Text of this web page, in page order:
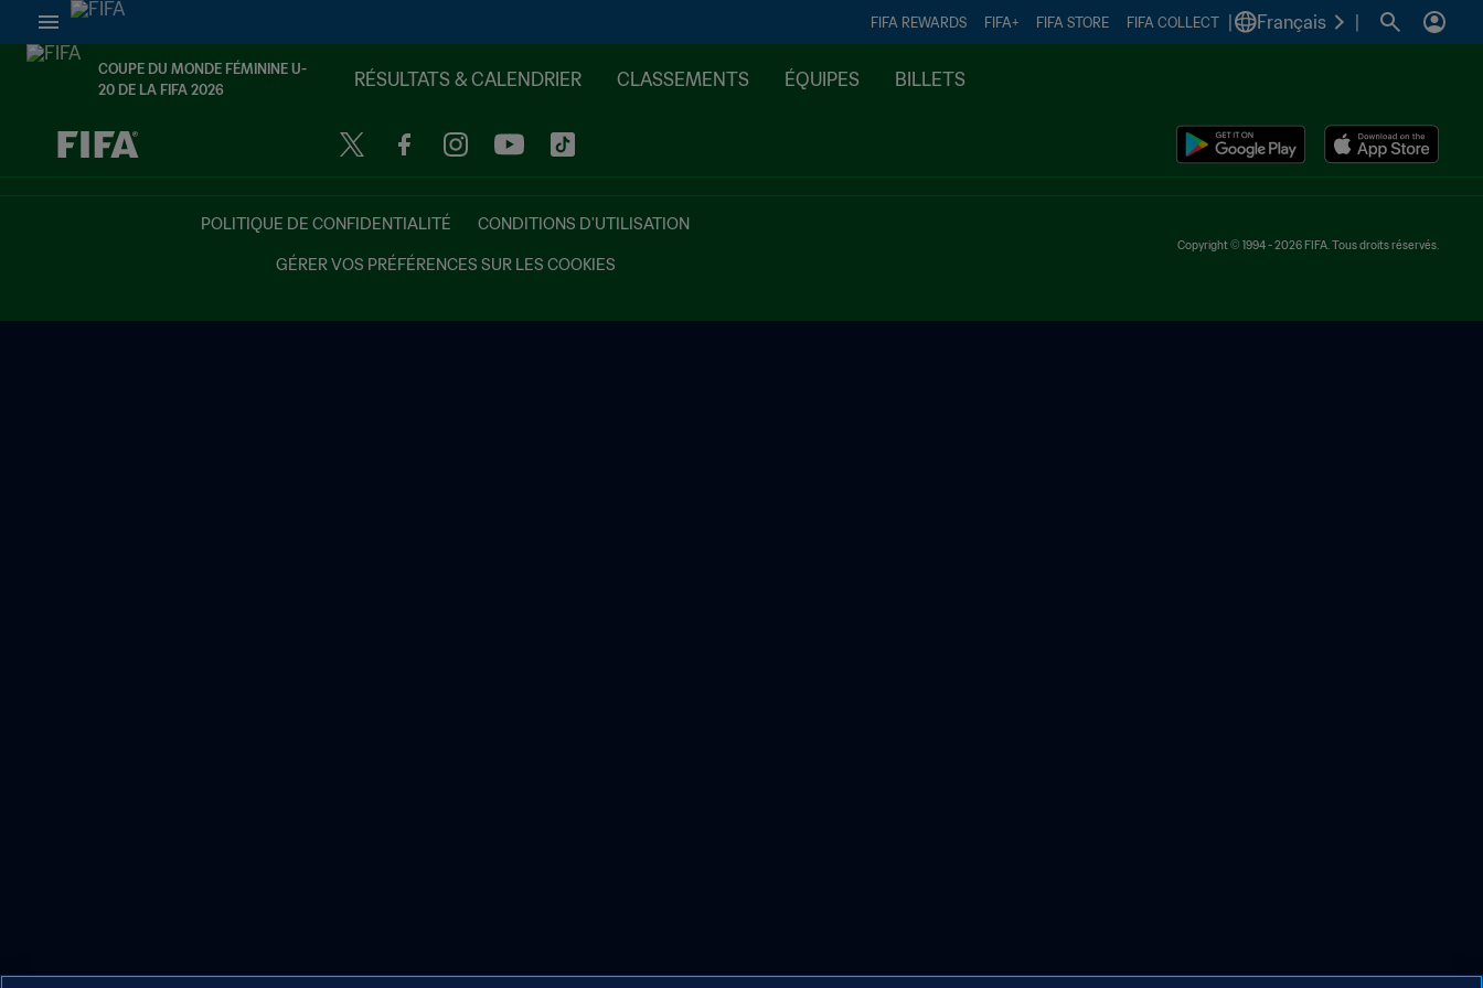
FIFA REWARDS FIFA+ FIFA STORE FIFA COLLECT Français
COUPE DU MONDE FÉMININE U-
20 DE LA FIFA 2026
RÉSULTATS & CALENDRIER CLASSEMENTS ÉQUIPES BILLETS
à dét. – à dét.
POLITIQUE DE CONFIDENTIALITÉ CONDITIONS D'UTILISATION
GÉRER VOS PRÉFÉRENCES SUR LES COOKIES
Copyright © 1994 - 2026 FIFA. Tous droits réservés.